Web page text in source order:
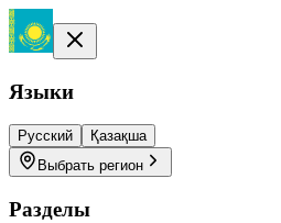
Языки
Русский
Қазақша
Выбрать регион
Разделы